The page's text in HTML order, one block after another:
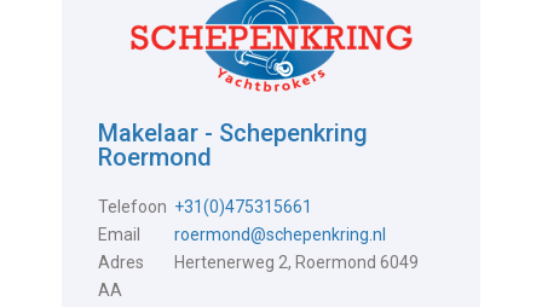
Makelaar - Schepenkring
Roermond
Telefoon +31(0)475315661
Email
roermond@schepenkring.nl
Adres
Hertenerweg 2, Roermond 6049
AA